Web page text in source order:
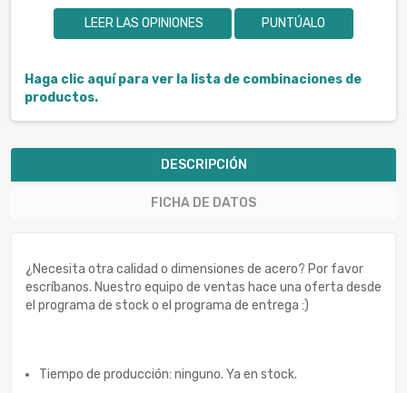
LEER LAS OPINIONES PUNTÚALO
Haga clic aquí para ver la lista de combinaciones de
productos.
DESCRIPCIÓN
FICHA DE DATOS
¿Necesita otra calidad o dimensiones de acero? Por favor
escríbanos. Nuestro equipo de ventas hace una oferta desde
el programa de stock o el programa de entrega :)
Tiempo de producción: ninguno. Ya en stock.